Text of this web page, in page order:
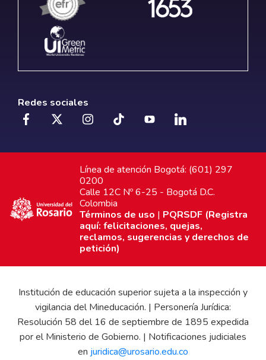
Redes sociales
Línea de atención Bogotá: (601) 297
0200
Calle 12C Nº 6-25 - Bogotá D.C.
Colombia
Términos de uso | PQRSDF (Registra
aquí: felicitaciones, quejas,
reclamos, sugerencias y derechos de
petición)
Institución de educación superior sujeta a la inspección y
vigilancia del Mineducación. | Personería Jurídica:
Resolución 58 del 16 de septiembre de 1895 expedida
por el Ministerio de Gobierno. | Notificaciones judiciales
en juridica@urosario.edu.co